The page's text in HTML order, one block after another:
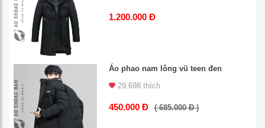
1.200.000 Đ
Áo phao nam lông vũ teen đen
29.698 thích
450.000 Đ ( 685.000 Đ )